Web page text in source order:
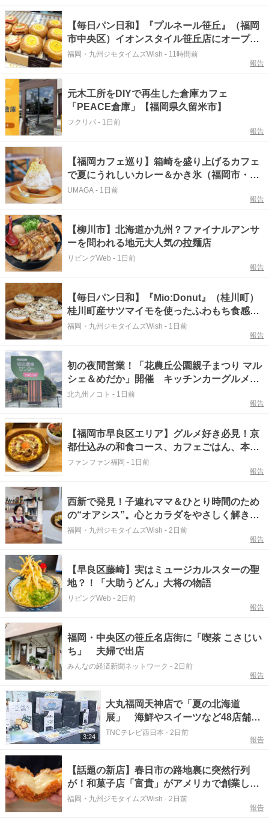
【毎日パン日和】『プルネール笹丘』（福岡
市中央区）イオンスタイル笹丘店にオープ
ン！従業員みんなで作り上げる地域密着パン
福岡・九州ジモタイムズWish - 11時間前
報告
元木工所をDIYで再生した倉庫カフェ
「PEACE倉庫」【福岡県久留米市】
フクリパ - 1日前
報告
【福岡カフェ巡り】箱崎を盛り上げるカフェ
で夏にうれしいカレー＆かき氷（福岡市・東
区）
UMAGA - 1日前
報告
【柳川市】北海道か九州？ファイナルアンサ
ーを問われる地元大人気の拉麺店
リビングWeb - 1日前
報告
【毎日パン日和】『Mio:Donut』（桂川町）
桂川町産サツマイモを使ったふわもち食感ド
ーナツ【福岡パン】
福岡・九州ジモタイムズWish - 1日前
報告
初の夜間営業！「花農丘公園親子まつり マル
シェ＆めだか」開催 キッチンカーグルメも
堪能【北九州市小倉南区】
北九州ノコト - 1日前
報告
【福岡市早良区エリア】グルメ好き必見！京
都仕込みの和食コース、カフェごはん、本格
広東料理…今行ってみたい、おすすめ飲食店
ファンファン福岡 - 1日前
報告
西新で発見！子連れママ＆ひとり時間のため
の“オアシス”。心とカラダをやさしく解きほ
ぐしてくれるとっておきのカフェ『墨西哥』
（福岡市早良区）【Oasis~心の休息地をめぐ
福岡・九州ジモタイムズWish - 2日前
報告
【早良区藤崎】実はミュージカルスターの聖
地？！「大助うどん」大将の物語
リビングWeb - 2日前
報告
福岡・中央区の笹丘名店街に「喫茶 こさじい
ち」 夫婦で出店
みんなの経済新聞ネットワーク - 2日前
報告
3:24
大丸福岡天神店で「夏の北海道
展」 海鮮やスイーツなど48店舗の
味が集結 九州初「飲む白い恋人」
TNCテレビ西日本 - 2日前
報告
【話題の新店】春日市の路地裏に突然行列
が！和菓子店「富貴」がアメリカで創業した
シュークリーム店『Sakuraya』 日本1号店
福岡・九州ジモタイムズWish - 2日前
報告